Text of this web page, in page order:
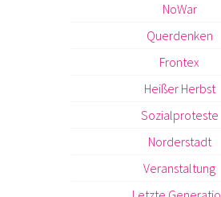
NoWar
Querdenken
Frontex
Heißer Herbst
Sozialproteste
Norderstadt
Veranstaltung